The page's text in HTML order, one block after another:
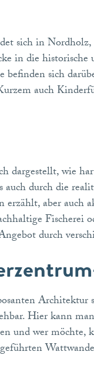
sich in
in die
sich
auch
wie
durch die
aber auch
Fischerei
durch
Architektur
Hier kann
und wer